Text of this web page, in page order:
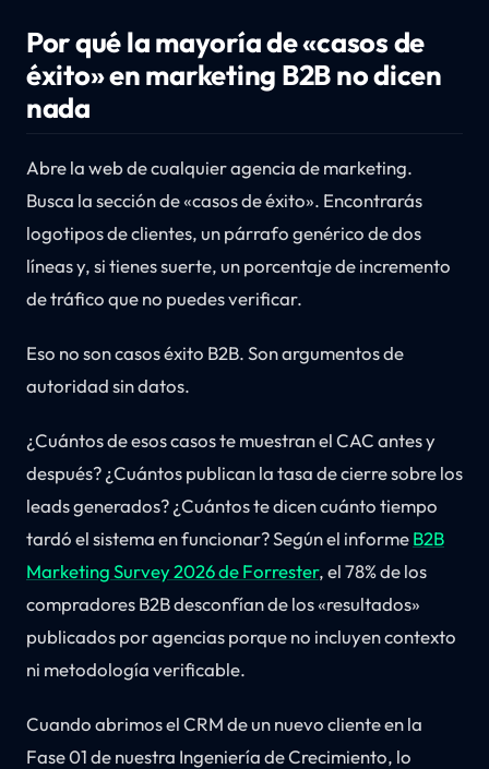
Por qué la mayoría de «casos de
éxito» en marketing B2B no dicen
nada
Abre la web de cualquier agencia de marketing.
Busca la sección de «casos de éxito». Encontrarás
logotipos de clientes, un párrafo genérico de dos
líneas y, si tienes suerte, un porcentaje de incremento
de tráfico que no puedes verificar.
Eso no son casos éxito B2B. Son argumentos de
autoridad sin datos.
¿Cuántos de esos casos te muestran el CAC antes y
después? ¿Cuántos publican la tasa de cierre sobre los
leads generados? ¿Cuántos te dicen cuánto tiempo
tardó el sistema en funcionar? Según el informeB2B
Marketing Survey 2026 de Forrester, el 78% de los
compradores B2B desconfían de los «resultados»
publicados por agencias porque no incluyen contexto
ni metodología verificable.
Cuando abrimos el CRM de un nuevo cliente en la
Fase 01 de nuestra Ingeniería de Crecimiento, lo